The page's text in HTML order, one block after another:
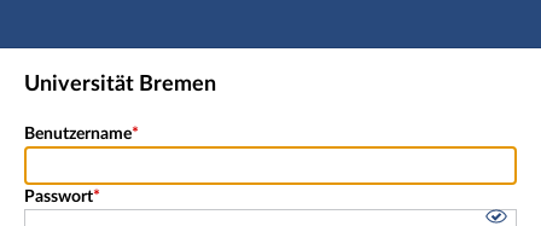
Hauptnavigation
Shibboleth Login
Universität Bremen
Benutzername
Passwort